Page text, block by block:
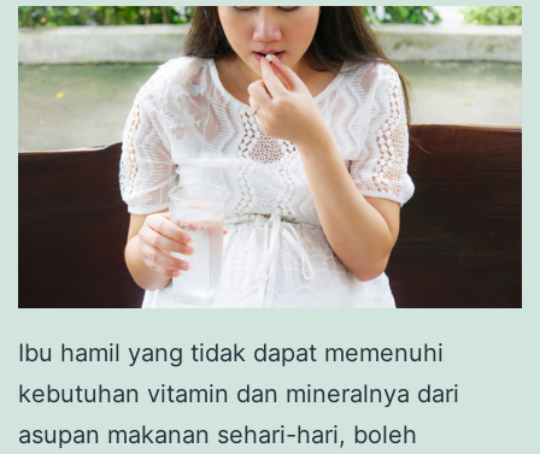
Ibu hamil yang tidak dapat memenuhi
kebutuhan vitamin dan mineralnya dari
asupan makanan sehari-hari, boleh